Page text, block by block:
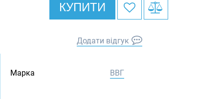
КУПИТИ
Додати відгук
Марка ВВГ